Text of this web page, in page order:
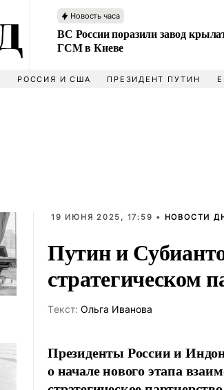
Новость часа
ВС России поразили завод
ГСМ в Киеве
РОССИЯ И США ПРЕЗИДЕНТ ПУТИН
19 ИЮНЯ 2025, 17:59 • НОВОСТИ
Путин и
стратегическом
Tекст: Ольга Иванова
Президенты России и
о начале нового этапа